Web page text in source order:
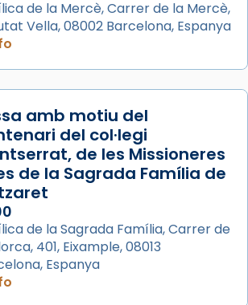
el 1772. L’ofici que es canta
les Santes” (“Missa de
orquestra i cor, i té una
de tres hores. Després,
el 1972) al voltant
les relíquies de les santes.
hi participa també un grup de
música i ball propis. Festa
què és calor, ves per les
de la Mercè, Carrer de la Mercè,
Vella, 08002 Barcelona, Espanya
amb motiu del
del col·legi
de les Missioneres
de la Sagrada Família de
de la Sagrada Família, Carrer de
401, Eixample, 08013
Espanya